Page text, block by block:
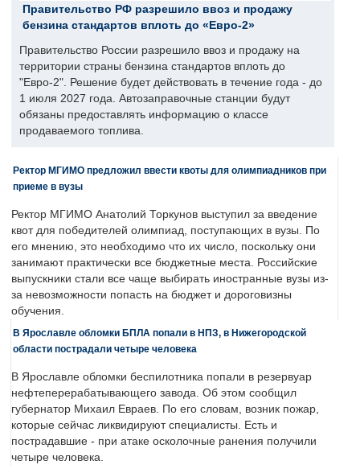
Правительство РФ разрешило ввоз и продажу
бензина стандартов вплоть до «Евро-2»
Правительство России разрешило ввоз и продажу на
территории страны бензина стандартов вплоть до
"Евро-2". Решение будет действовать в течение года - до
1 июля 2027 года. Автозаправочные станции будут
обязаны предоставлять информацию о классе
продаваемого топлива.
Ректор МГИМО предложил ввести квоты для олимпиадников при
приеме в вузы
Ректор МГИМО Анатолий Торкунов выступил за введение
квот для победителей олимпиад, поступающих в вузы. По
его мнению, это необходимо что их число, поскольку они
занимают практически все бюджетные места. Российские
выпускники стали все чаще выбирать иностранные вузы из-
за невозможности попасть на бюджет и дороговизны
обучения.
В Ярославле обломки БПЛА попали в НПЗ, в Нижегородской
области пострадали четыре человека
В Ярославле обломки беспилотника попали в резервуар
нефтеперерабатывающего завода. Об этом сообщил
губернатор Михаил Евраев. По его словам, возник пожар,
которые сейчас ликвидируют специалисты. Есть и
пострадавшие - при атаке осколочные ранения получили
четыре человека.